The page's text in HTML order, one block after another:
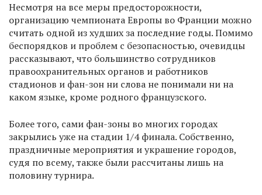
Несмотря на все меры предосторожности,
организацию чемпионата Европы во Франции можно
считать одной из худших за последние годы. Помимо
беспорядков и проблем с безопасностью, очевидцы
рассказывают, что большинство сотрудников
правоохранительных органов и работников
стадионов и фан-зон ни слова не понимали ни на
каком языке, кроме родного французского.
Более того, сами фан-зоны во многих городах
закрылись уже на стадии 1/4 финала. Собственно,
праздничные мероприятия и украшение городов,
судя по всему, также были рассчитаны лишь на
половину турнира.